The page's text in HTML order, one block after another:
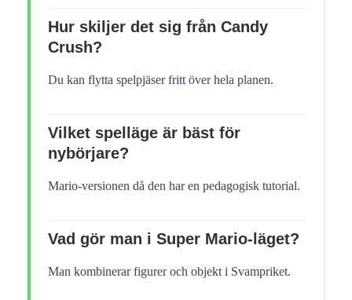
Hur skiljer det sig från Candy
Crush?
Du kan flytta spelpjäser fritt över hela planen.
Vilket spelläge är bäst för
nybörjare?
Mario-versionen då den har en pedagogisk tutorial.
Vad gör man i Super Mario-läget?
Man kombinerar figurer och objekt i Svampriket.